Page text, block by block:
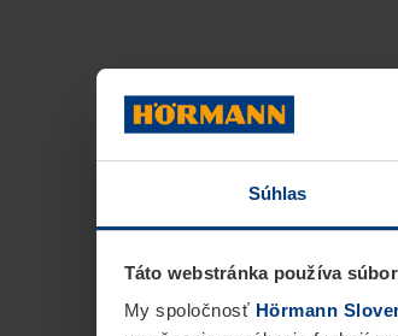
Súhlas
Táto webstránka používa
My spoločnosť Hörmann